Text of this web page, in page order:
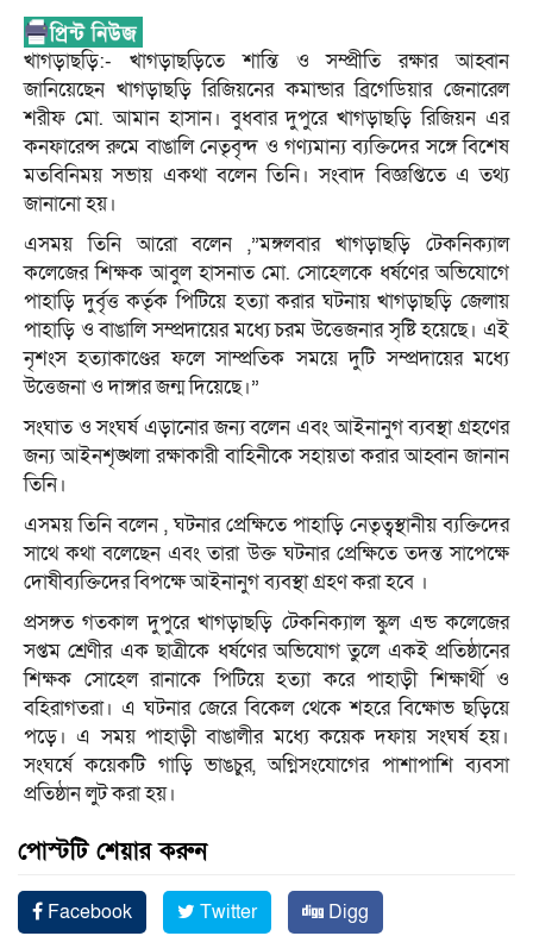
খাগড়াছড়ি:- খাগড়াছড়িতে শান্তি ও সম্প্রীতি রক্ষার আহ্বান
জানিয়েছেন খাগড়াছড়ি রিজিয়নের কমান্ডার ব্রিগেডিয়ার জেনারেল
শরীফ মো. আমান হাসান। বুধবার দুপুরে খাগড়াছড়ি রিজিয়ন এর
কনফারেন্স রুমে বাঙালি নেতৃবৃন্দ ও গণ্যমান্য ব্যক্তিদের সঙ্গে বিশেষ
মতবিনিময় সভায় একথা বলেন তিনি। সংবাদ বিজ্ঞপ্তিতে এ তথ্য
জানানো হয়।
এসময় তিনি আরো বলেন ,”মঙ্গলবার খাগড়াছড়ি টেকনিক্যাল
কলেজের শিক্ষক আবুল হাসনাত মো. সোহেলকে ধর্ষণের অভিযোগে
পাহাড়ি দুর্বৃত্ত কর্তৃক পিটিয়ে হত্যা করার ঘটনায় খাগড়াছড়ি জেলায়
পাহাড়ি ও বাঙালি সম্প্রদায়ের মধ্যে চরম উত্তেজনার সৃষ্টি হয়েছে। এই
নৃশংস হত্যাকাণ্ডের ফলে সাম্প্রতিক সময়ে দুটি সম্প্রদায়ের মধ্যে
উত্তেজনা ও দাঙ্গার জন্ম দিয়েছে।”
সংঘাত ও সংঘর্ষ এড়ানোর জন্য বলেন এবং আইনানুগ ব্যবস্থা গ্রহণের
জন্য আইনশৃঙ্খলা রক্ষাকারী বাহিনীকে সহায়তা করার আহ্বান জানান
তিনি।
এসময় তিনি বলেন , ঘটনার প্রেক্ষিতে পাহাড়ি নেতৃত্বস্থানীয় ব্যক্তিদের
সাথে কথা বলেছেন এবং তারা উক্ত ঘটনার প্রেক্ষিতে তদন্ত সাপেক্ষে
দোষীব্যক্তিদের বিপক্ষে আইনানুগ ব্যবস্থা গ্রহণ করা হবে ।
প্রসঙ্গত গতকাল দুপুরে খাগড়াছড়ি টেকনিক্যাল স্কুল এন্ড কলেজের
সপ্তম শ্রেণীর এক ছাত্রীকে ধর্ষণের অভিযোগ তুলে একই প্রতিষ্ঠানের
শিক্ষক সোহেল রানাকে পিটিয়ে হত্যা করে পাহাড়ী শিক্ষার্থী ও
বহিরাগতরা। এ ঘটনার জেরে বিকেল থেকে শহরে বিক্ষোভ ছড়িয়ে
পড়ে। এ সময় পাহাড়ী বাঙালীর মধ্যে কয়েক দফায় সংঘর্ষ হয়।
সংঘর্ষে কয়েকটি গাড়ি ভাঙচুর, অগ্নিসংযোগের পাশাপাশি ব্যবসা
প্রতিষ্ঠান লুট করা হয়।
পোস্টটি শেয়ার করুন
Facebook Twitter
Digg